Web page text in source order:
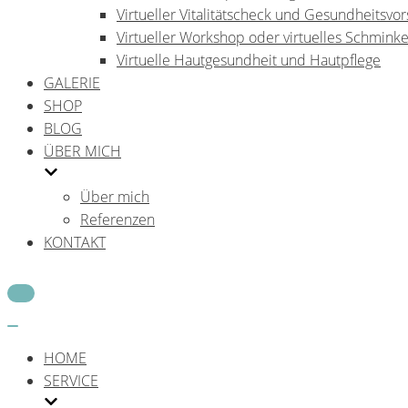
Virtueller Vitalitätscheck und
Virtueller Workshop oder virtuelles
Virtuelle Hautgesundheit und Hautpflege
GALERIE
SHOP
BLOG
ÜBER MICH
Über mich
Referenzen
KONTAKT
Navigations-
HOME
SERVICE